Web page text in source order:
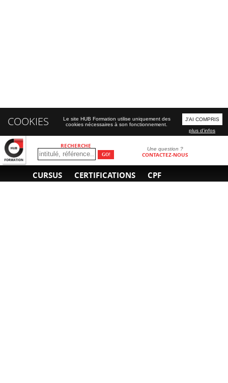
RECHERCHE Une question ?
CONTACTEZ-NOUS
CURSUS CERTIFICATIONS CPF
COOKIES
Le site HUB Formation utilise uniquement des
cookies nécessaires à son fonctionnement.
J'AI COMPRIS
plus d'infos